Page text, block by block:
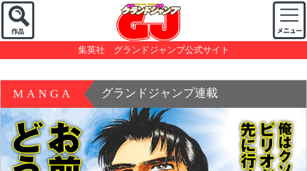
集英社 グランドジャンプ公式サイト
MANGA グランドジャンプ連載